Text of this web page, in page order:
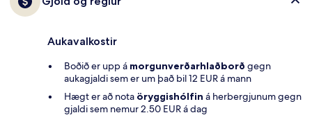
Aukavalkostir
Boðið er upp á morgunverðarhlaðborð gegn
aukagjaldi sem er um það bil 12 EUR á mann
Hægt er að nota öryggishólfin á herbergjunum gegn
gjaldi sem nemur 2.50 EUR á dag